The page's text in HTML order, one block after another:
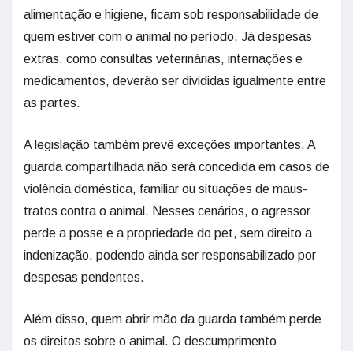
alimentação e higiene, ficam sob responsabilidade de
quem estiver com o animal no período. Já despesas
extras, como consultas veterinárias, internações e
medicamentos, deverão ser divididas igualmente entre
as partes.
A legislação também prevê exceções importantes. A
guarda compartilhada não será concedida em casos de
violência doméstica, familiar ou situações de maus-
tratos contra o animal. Nesses cenários, o agressor
perde a posse e a propriedade do pet, sem direito a
indenização, podendo ainda ser responsabilizado por
despesas pendentes.
Além disso, quem abrir mão da guarda também perde
os direitos sobre o animal. O descumprimento